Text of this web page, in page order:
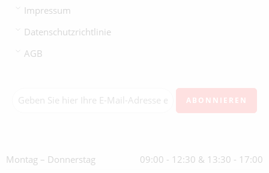
Impressum
Datenschutzrichtlinie
AGB
Montag – Donnerstag 09:00 - 12:30 & 13:30 - 17:00